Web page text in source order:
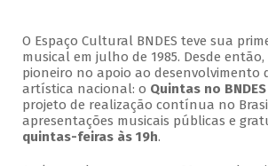
O Espaço Cultural BNDES teve sua
musical em julho de 1985. Desde
pioneiro no apoio ao desenvolvimento
artística nacional: o Quintas no BNDES
projeto de realização contínua no
apresentações musicais públicas e
quintas-feiras às 19h.